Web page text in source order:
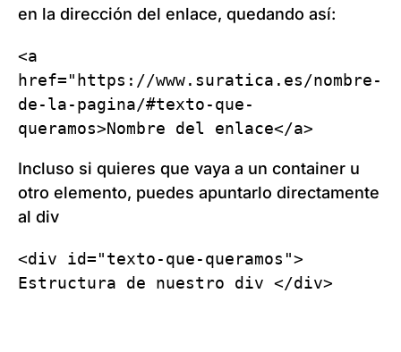
en la dirección del enlace, quedando así:
<a
href="https://www.suratica.es/nombre-
de-la-pagina/#texto-que-
queramos>Nombre del enlace</a>
Incluso si quieres que vaya a un container u
otro elemento, puedes apuntarlo directamente
al div
<div id="texto-que-queramos">
Estructura de nuestro div </div>